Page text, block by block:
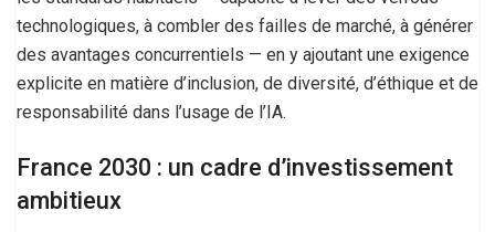
technologiques, à combler des failles de marché, à générer
des avantages concurrentiels — en y ajoutant une exigence
explicite en matière d’inclusion, de diversité, d’éthique et de
responsabilité dans l’usage de l’IA.
France 2030 : un cadre d’investissement
ambitieux